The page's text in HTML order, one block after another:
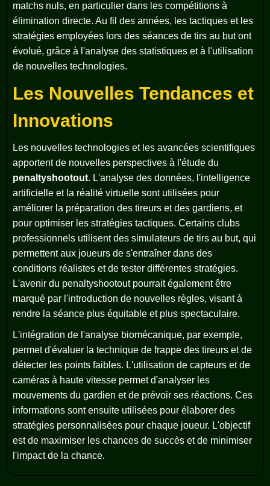
matchs nuls, en particulier dans les compétitions à
élimination directe. Au fil des années, les tactiques et les
stratégies employées lors des séances de tirs au but ont
évolué, grâce à l'analyse des statistiques et à l'utilisation
de nouvelles technologies.
Les Nouvelles Tendances et
Innovations
Les nouvelles technologies et les avancées scientifiques
apportent de nouvelles perspectives à l'étude du
penaltyshootout. L'analyse des données, l'intelligence
artificielle et la réalité virtuelle sont utilisées pour
améliorer la préparation des tireurs et des gardiens, et
pour optimiser les stratégies tactiques. Certains clubs
professionnels utilisent des simulateurs de tirs au but, qui
permettent aux joueurs de s'entraîner dans des
conditions réalistes et de tester différentes stratégies.
L'avenir du penaltyshootout pourrait également être
marqué par l'introduction de nouvelles règles, visant à
rendre la séance plus équitable et plus spectaculaire.
L'intégration de l'analyse biomécanique, par exemple,
permet d'évaluer la technique de frappe des tireurs et de
détecter les points faibles. L'utilisation de capteurs et de
caméras à haute vitesse permet d'analyser les
mouvements du gardien et de prévoir ses réactions. Ces
informations sont ensuite utilisées pour élaborer des
stratégies personnalisées pour chaque joueur. L'objectif
est de maximiser les chances de succès et de minimiser
l'impact de la chance.